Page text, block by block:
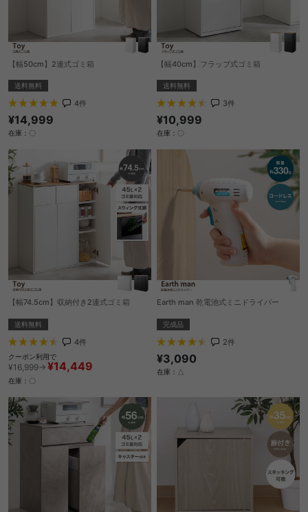
【幅50cm】2連式ゴミ箱
送料無料
4件
¥14,999
在庫：〇
【幅40cm】フラップ式ゴミ箱
送料無料
3件
¥10,999
在庫：〇
【幅74.5cm】収納付き2連式ゴミ箱
送料無料
4件
クーポン利用で
¥16,999→ ¥14,449
在庫：〇
Earth man 乾電池式ミニドライバー
完成品
2件
¥3,090
在庫：△